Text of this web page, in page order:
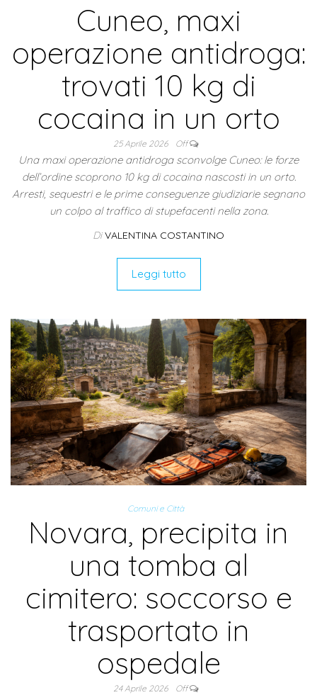
Cuneo, maxi
operazione antidroga:
trovati 10 kg di
cocaina in un orto
25 Aprile 2026 Off
Una maxi operazione antidroga sconvolge Cuneo: le forze
dell’ordine scoprono 10 kg di cocaina nascosti in un orto.
Arresti, sequestri e le prime conseguenze giudiziarie segnano
un colpo al traffico di stupefacenti nella zona.
Di VALENTINA COSTANTINO
Leggi tutto
Comuni e Città
Novara, precipita in
una tomba al
cimitero: soccorso e
trasportato in
ospedale
24 Aprile 2026 Off